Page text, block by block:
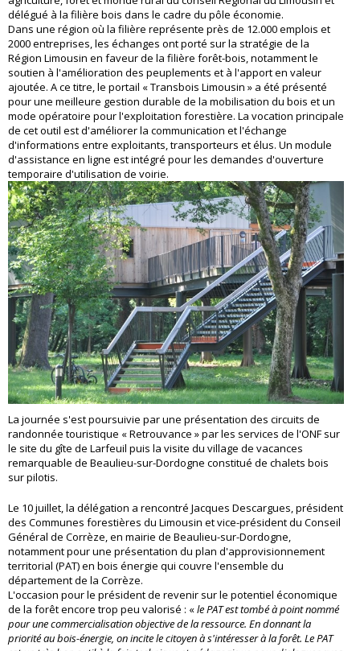
délégué à la filière bois dans le cadre du pôle économie.
Dans une région où la filière représente près de 12.000 emplois et
2000 entreprises, les échanges ont porté sur la stratégie de la
Région Limousin en faveur de la filière forêt-bois, notamment le
soutien à l'amélioration des peuplements et à l'apport en valeur
ajoutée. A ce titre, le portail « Transbois Limousin » a été présenté
pour une meilleure gestion durable de la mobilisation du bois et un
mode opératoire pour l'exploitation forestière. La vocation principale
de cet outil est d'améliorer la communication et l'échange
d'informations entre exploitants, transporteurs et élus. Un module
d'assistance en ligne est intégré pour les demandes d'ouverture
temporaire d'utilisation de voirie.
La journée s'est poursuivie par une présentation des circuits de
randonnée touristique « Retrouvance » par les services de l'ONF sur
le site du gîte de Larfeuil puis la visite du village de vacances
remarquable de Beaulieu-sur-Dordogne constitué de chalets bois
sur pilotis.
Le 10 juillet, la délégation a rencontré Jacques Descargues, président
des Communes forestières du Limousin et vice-président du Conseil
Général de Corrèze, en mairie de Beaulieu-sur-Dordogne,
notamment pour une présentation du plan d'approvisionnement
territorial (PAT) en bois énergie qui couvre l'ensemble du
département de la Corrèze.
L'occasion pour le président de revenir sur le potentiel économique
de la forêt encore trop peu valorisé : «le PAT est tombé à point nommé
pour une commercialisation objective de la ressource. En donnant la
priorité au bois-énergie, on incite le citoyen à s'intéresser à la forêt. Le PAT